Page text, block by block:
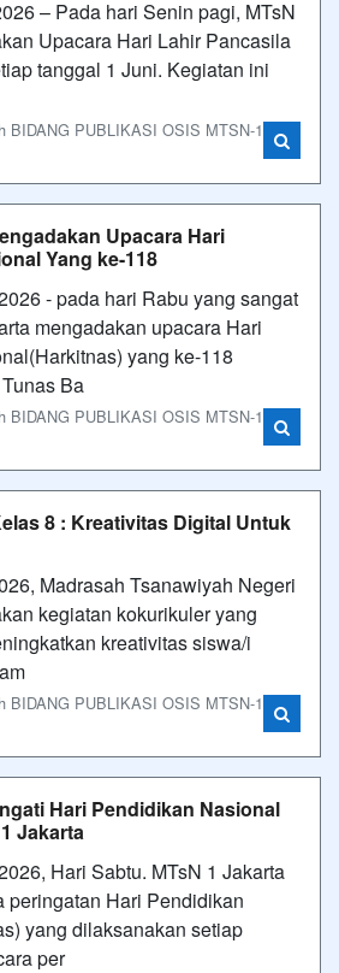
– Pada hari Senin pagi, MTsN
Upacara Hari Lahir Pancasila
tanggal 1 Juni. Kegiatan ini
BIDANG PUBLIKASI OSIS MTSN-1
Upacara Hari
Yang ke-118
- pada hari Rabu yang sangat
mengadakan upacara Hari
yang ke-118
Ba
BIDANG PUBLIKASI OSIS MTSN-1
8 : Kreativitas Digital Untuk
Madrasah Tsanawiyah Negeri
kegiatan kokurikuler yang
kreativitas siswa/i
BIDANG PUBLIKASI OSIS MTSN-1
Hari Pendidikan Nasional
Jakarta
Hari Sabtu. MTsN 1 Jakarta
peringatan Hari Pendidikan
yang dilaksanakan setiap
per